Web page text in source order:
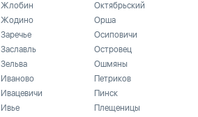
Жлобин
Жодино
Заречье
Заславль
Зельва
Иваново
Ивацевичи
Ивье
Октябрьский
Орша
Осиповичи
Островец
Ошмяны
Петриков
Пинск
Плещеницы